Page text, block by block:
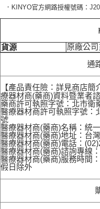
．KINYO官方網路授權號碼：
貨源 原廠公司
通
【產品責任險：詳見商店簡
療器材商(藥商)資料暨業者諮
藥商許可執照字號：北市衛
醫療器材商許可執照字號：
號
醫療器材商(藥商)名稱：統
醫療器材商(藥商)地址：台
醫療器材商(藥商)電話：
醫療器材商(藥商)諮詢專線
醫療器材商(藥商)服務時間
假日除外